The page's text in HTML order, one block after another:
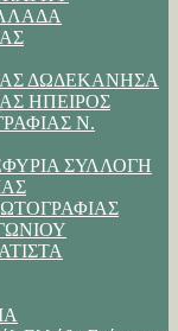
ΔΩΔΕΚΑΝΗΣΑ
ΗΠΕΙΡΟΣ
Ν.
ΣΥΛΛΟΓΗ